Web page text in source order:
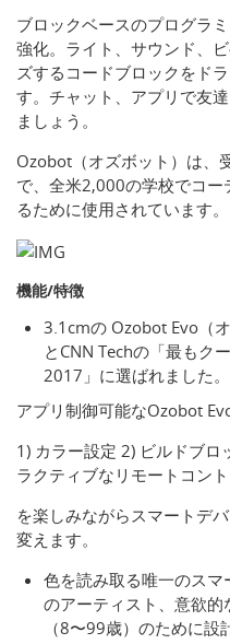
ブロックベースのプログラ
強化。ライト、サウンド、
ズするコードブロックをド
す。チャット、アプリで友
ましょう。
Ozobot（オズボット）は、
で、全米2,000の学校でコー
るために使用されています。
機能/特徴
3.1cmの Ozobot Evo（
とCNN Techの「最もク
2017」に選ばれました。
アプリ制御可能なOzobot
1) カラー設定 2) ビルドブロ
ラクティブなリモートコン
を楽しみながらスマートデ
変えます。
色を読み取る唯一のス
のアーティスト、意欲
（8〜99歳）のために設